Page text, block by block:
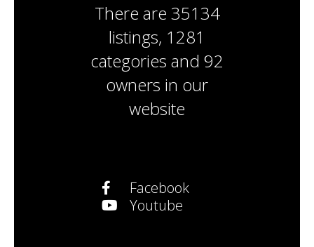
There are 35134
listings, 1281
categories and 92
owners in our
website
Facebook
Youtube